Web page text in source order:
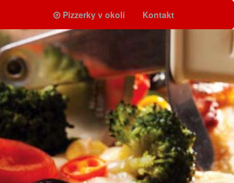
Pizzerky v okolí Kontakt